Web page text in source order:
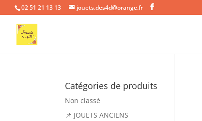
02 51 21 13 13 jouets.des4d@orange.fr
Catégories de produits
Non classé
📌 JOUETS ANCIENS